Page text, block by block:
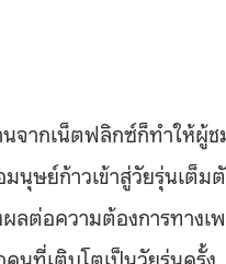
จากเน็ตฟลิกซ์ก็ทำให้ผู้ช
มนุษย์ก้าวเข้าสู่วัยรุ่นเต็ม
ลต่อความต้องการทางเ
นที่เติบโตเป็นวัยรุ่นครั้ง